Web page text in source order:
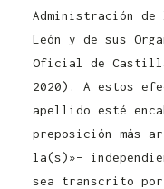
Administración de
León y de sus
Oficial de
2020). A estos
apellido esté
preposición más
la(s)»–
sea transcrito por